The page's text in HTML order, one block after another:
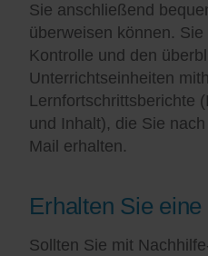
Sie anschließend
überweisen können.
Kontrolle und den
Unterrichtseinheiten
Lernfortschrittsberichte
und Inhalt), die Sie
Mail erhalten.
Erhalten Sie
Sollten Sie mit